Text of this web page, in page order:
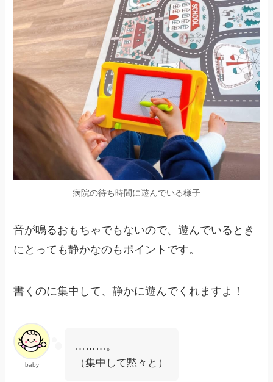
病院の待ち時間に遊んでいる様子
音が鳴るおもちゃでもないので、遊んでいるとき
にとっても静かなのもポイントです。
書くのに集中して、静かに遊んでくれますよ！
baby
………。
（集中して黙々と）